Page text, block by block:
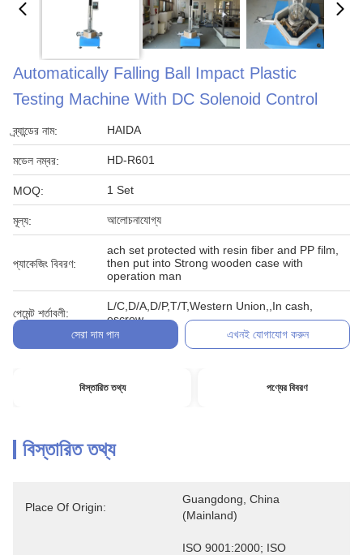
Automatically Falling Ball Impact Plastic
Testing Machine With DC Solenoid Control
ব্র্যান্ডের নাম: HAIDA
মডেল নম্বর: HD-R601
MOQ: 1 Set
মূল্য: আলোচনাযোগ্য
প্যাকেজিং বিবরণ:
ach set protected with resin fiber and PP film,
then put into Strong wooden case with
operation man
পেমেন্ট শর্তাবলী:
L/C,D/A,D/P,T/T,Western Union,,In cash,
escrow
সেরা দাম পান
এখনই যোগাযোগ করুন
বিস্তারিত তথ্য পণ্যের বিবরণ
বিস্তারিত তথ্য
Place Of Origin:
Guangdong, China
(Mainland)
ISO 9001:2000; ISO